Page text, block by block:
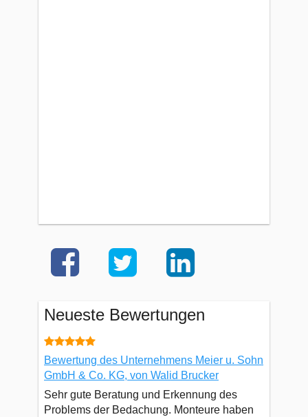
Neueste Bewertungen
Bewertung des Unternehmens Meier u. Sohn
GmbH & Co. KG, von Walid Brucker
Sehr gute Beratung und Erkennung des
Problems der Bedachung. Monteure haben